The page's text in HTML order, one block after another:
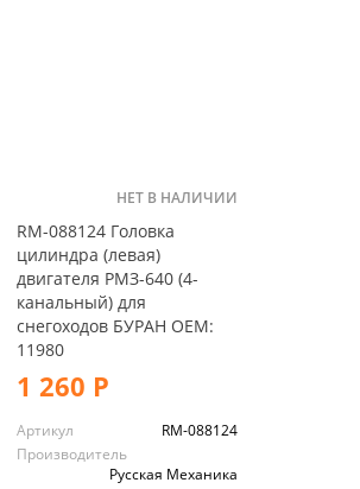
НЕТ В НАЛИЧИИ
RM-088124 Головка
цилиндра (левая)
двигателя РМЗ-640 (4-
канальный) для
снегоходов БУРАН OEM:
11980
1 260 Р
Артикул
RM-088124
Производитель
Русская Механика